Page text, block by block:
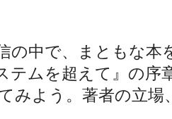
の中で、まともな本
テムを超えて』の序
みよう。著者の立場